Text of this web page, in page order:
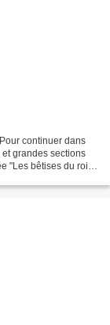
continuer dans
grandes sections
"Les bêtises du roi